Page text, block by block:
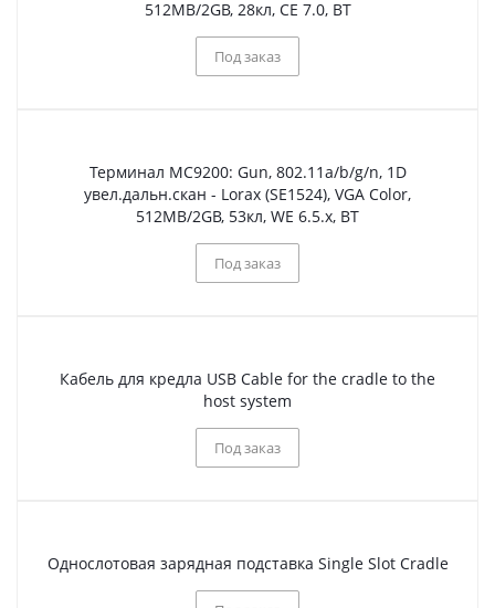
512MB/2GB, 28кл, CE 7.0, BT
Под заказ
Терминал МС9200: Gun, 802.11a/b/g/n, 1D
увел.дальн.скан - Lorax (SE1524), VGA Color,
512MB/2GB, 53кл, WE 6.5.x, BT
Под заказ
Кабель для кредла USB Cable for the cradle to the
host system
Под заказ
Однослотовая зарядная подставка Single Slot Cradle